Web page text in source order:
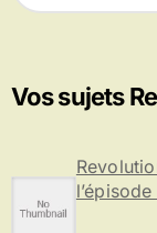
r
c
r
Vos sujets